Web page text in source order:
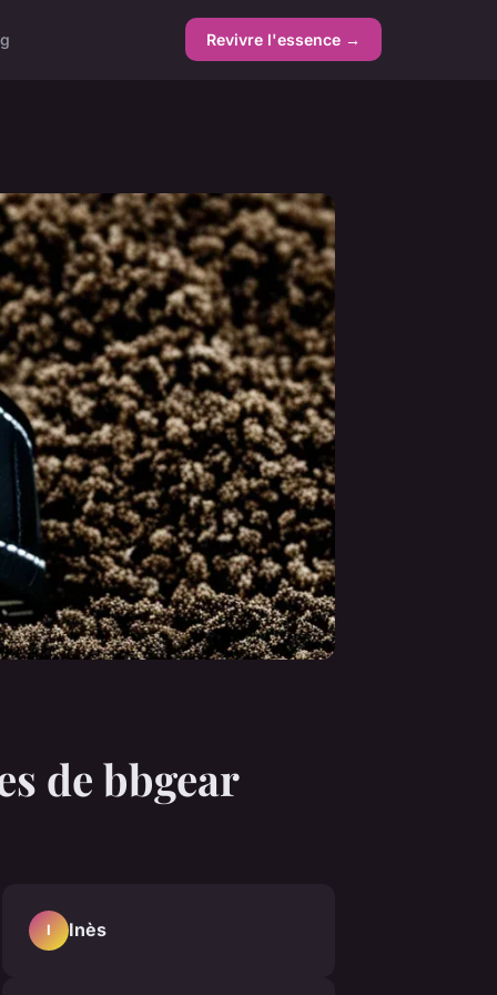
Revivre l'essence →
de bbgear
I Inès